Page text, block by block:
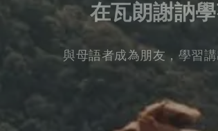
在瓦朗謝訥
與母語者成為朋友，學習